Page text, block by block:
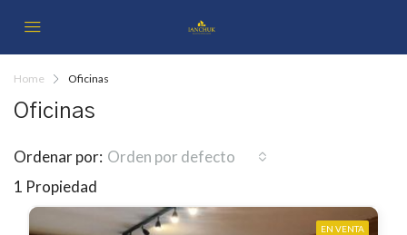
Home Oficinas
Oficinas
1 Propiedad
Ordenar por: Orden por defecto
EN VENTA